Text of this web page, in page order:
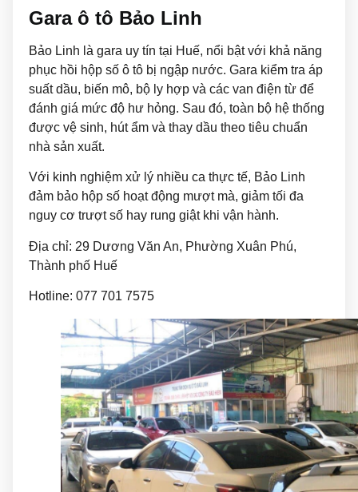
Gara ô tô Bảo Linh
Bảo Linh là gara uy tín tại Huế, nổi bật với khả năng
phục hồi hộp số ô tô bị ngập nước. Gara kiểm tra áp
suất dầu, biến mô, bộ ly hợp và các van điện từ để
đánh giá mức độ hư hỏng. Sau đó, toàn bộ hệ thống
được vệ sinh, hút ẩm và thay dầu theo tiêu chuẩn
nhà sản xuất.
Với kinh nghiệm xử lý nhiều ca thực tế, Bảo Linh
đảm bảo hộp số hoạt động mượt mà, giảm tối đa
nguy cơ trượt số hay rung giật khi vận hành.
Địa chỉ: 29 Dương Văn An, Phường Xuân Phú,
Thành phố Huế
Hotline: 077 701 7575